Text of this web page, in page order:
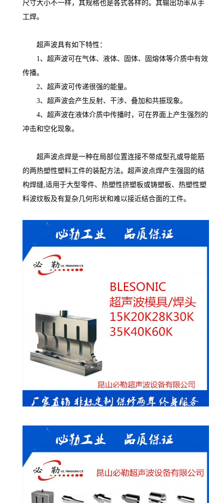
尺寸大小不一样，其规格也是各式各样的。其输出功率从手
工焊。
超声波具有如下特性：
1、超声波可在气体、液体、固体、固熔体等介质中有效
传播。
2、超声波可传递很强的能量。
3、超声波会产生反射、干涉、叠加和共振现象。
4、超声波在液体介质中传播时，可在界面上产生强烈的
冲击和空化现象。
超声波点焊是一种在局部位置连接不带成型孔或导能筋
的两热塑性塑料工件的装配方法。超声波点焊产生强固的结
构焊缝,适用于大型零件、热塑性挤塑板或铸塑板、热塑性塑
料波纹板及有复杂几何形状和难以接近结合面的工件。